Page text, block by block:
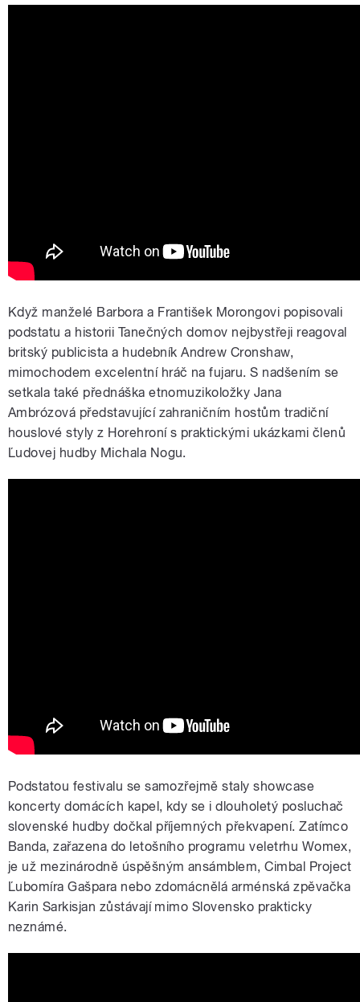
Když manželé Barbora a František Morongovi popisovali
podstatu a historii Tanečných domov nejbystřeji reagoval
britský publicista a hudebník Andrew Cronshaw,
mimochodem excelentní hráč na fujaru. S nadšením se
setkala také přednáška etnomuzikoložky Jana
Ambrózová představující zahraničním hostům tradiční
houslové styly z Horehroní s praktickými ukázkami členů
Ľudovej hudby Michala Nogu.
Podstatou festivalu se samozřejmě staly showcase
koncerty domácích kapel, kdy se i dlouholetý posluchač
slovenské hudby dočkal příjemných překvapení. Zatímco
Banda, zařazena do letošního programu veletrhu Womex,
je už mezinárodně úspěšným ansámblem, Cimbal Project
Ľubomíra Gašpara nebo zdomácnělá arménská zpěvačka
Karin Sarkisjan zůstávají mimo Slovensko prakticky
neznámé.